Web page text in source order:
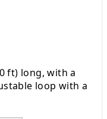
ft) long, with a
loop with a